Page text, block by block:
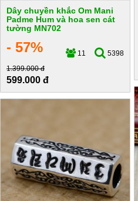
Dây chuyền khắc Om Mani
Padme Hum và hoa sen cát
tường MN702
- 57% 11
5398
1.399.000 đ
599.000 đ